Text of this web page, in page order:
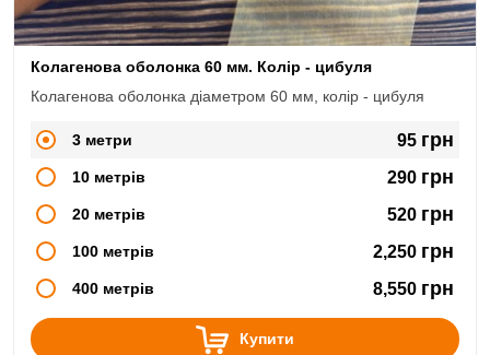
Колагенова оболонка 60 мм. Колір - цибуля
Колагенова оболонка діаметром 60 мм, колір - цибуля
3 метри 95 грн
10 метрів 290 грн
20 метрів 520 грн
100 метрів 2,250 грн
400 метрів 8,550 грн
Купити